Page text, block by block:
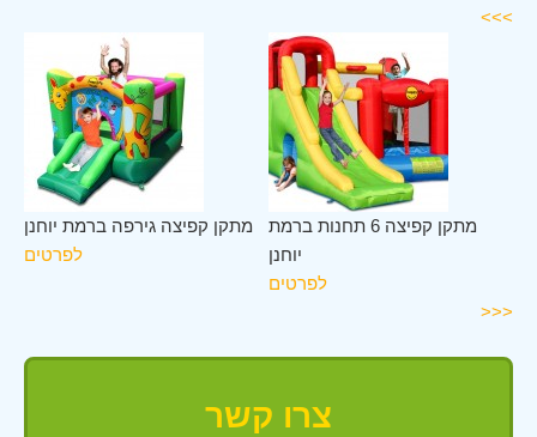
>>>
מתקן קפיצה גירפה ברמת יוחנן
לפרטים
מתקן קפיצה 6 תחנות ברמת
יוחנן
לפרטים
<<<
צרו קשר